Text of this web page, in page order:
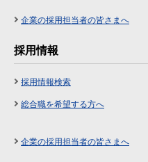
企業の採用担当者の皆さまへ
採用情報
採用情報検索
総合職を希望する方へ
企業の採用担当者の皆さまへ